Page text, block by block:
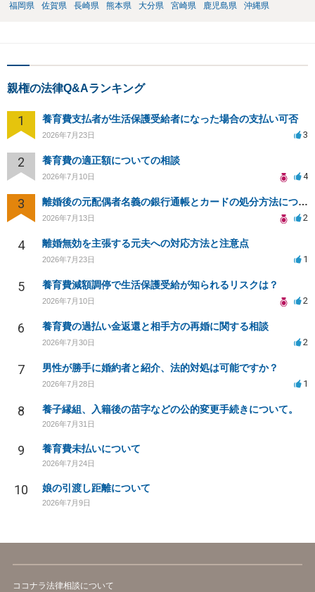
福岡県
佐賀県 長崎県 熊本県 大分県 宮崎県 鹿児島県 沖縄県
親権の法律Q&Aランキング
1 養育費支払者が生活保護受給者になった場合の支払い可否
2026年7月23日 3
2 養育費の適正額についての相談
2026年7月10日 4
3 離婚後の元配偶者名義の銀行通帳とカードの処分方法について
2026年7月13日 2
4 離婚無効を主張する元夫への対応方法と注意点
2026年7月23日 1
5 養育費減額調停で生活保護受給が知られるリスクは？
2026年7月10日 2
6 養育費の過払い金返還と相手方の再婚に関する相談
2026年7月30日 2
7 男性が勝手に婚約者と紹介、法的対処は可能ですか？
2026年7月28日 1
8 養子縁組、入籍後の苗字などの公的変更手続きについて。
2026年7月31日
9 養育費未払いについて
2026年7月24日
10 娘の引渡し距離について
2026年7月9日
ココナラ法律相談について